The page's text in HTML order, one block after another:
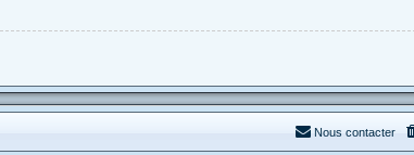
Nous contacter